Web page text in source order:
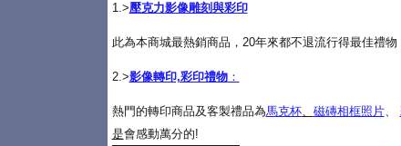
1.>壓克力影像雕刻與彩印
此為本商城最熱銷商品，20年來都不退流行得最佳禮
2.>影像轉印,彩印禮物：
熱門的轉印商品及客製禮品為馬克杯、 磁磚相框照片、
是會感動萬分的!